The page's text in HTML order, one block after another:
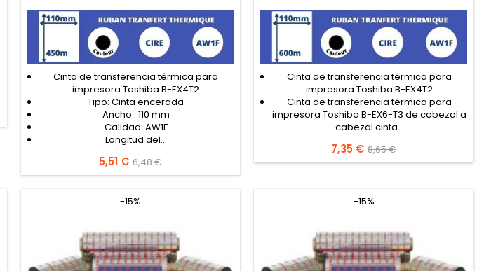
Cinta de transferencia térmica para
impresora Toshiba B-EX4T2
Tipo: Cinta encerada
Ancho : 110 mm
Calidad: AW1F
Longitud del...
Precio
5,51 € Precio
base
6,48 €
Cinta de transferencia térmica para
impresora Toshiba B-EX4T2
Cinta de transferencia térmica para
impresora Toshiba B-EX6-T3 de cabezal a
cabezal cinta...
Precio
7,35 € Precio
base
8,65 €
-15% -15%